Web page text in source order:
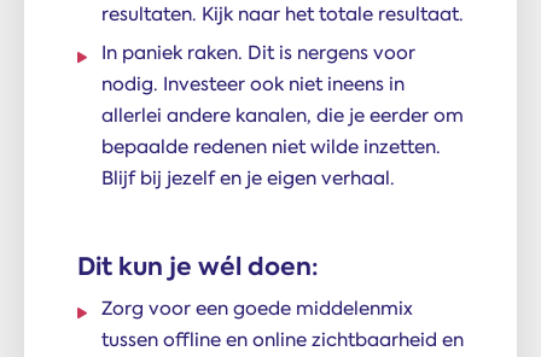
resultaten. Kijk naar het totale resultaat.
In paniek raken. Dit is nergens voor
nodig. Investeer ook niet ineens in
allerlei andere kanalen, die je eerder om
bepaalde redenen niet wilde inzetten.
Blijf bij jezelf en je eigen verhaal.
Dit kun je wél doen:
Zorg voor een goede middelenmix
tussen offline en online zichtbaarheid en